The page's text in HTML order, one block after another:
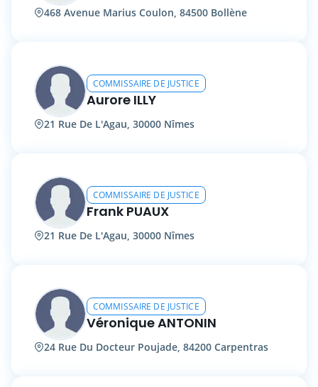
468 Avenue Marius Coulon, 84500 Bollène
COMMISSAIRE DE JUSTICE
Aurore ILLY
21 Rue De L'Agau, 30000 Nîmes
COMMISSAIRE DE JUSTICE
Frank PUAUX
21 Rue De L'Agau, 30000 Nîmes
COMMISSAIRE DE JUSTICE
Véronique ANTONIN
24 Rue Du Docteur Poujade, 84200 Carpentras